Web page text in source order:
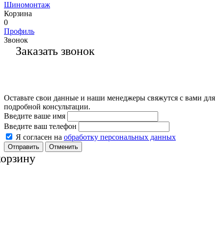
Шиномонтаж
Корзина
0
Профиль
Звонок
Заказать звонок
Оставьте свои данные и наши менеджеры свяжутся с вами для
подробной консультации.
Введите ваше имя
Введите ваш телефон
Я согласен на обработку персональных данных
Отменить